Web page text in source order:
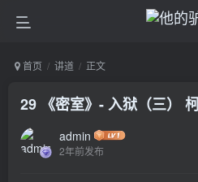
首页 讲道 正文
29 《密室》- 入狱（三）
admin
2年前发布